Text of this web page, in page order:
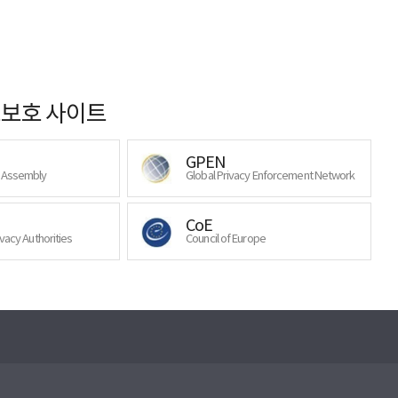
호 사이트
GPEN
Global Privacy Enforcement Network
Authorities
CoE
Council of Europe